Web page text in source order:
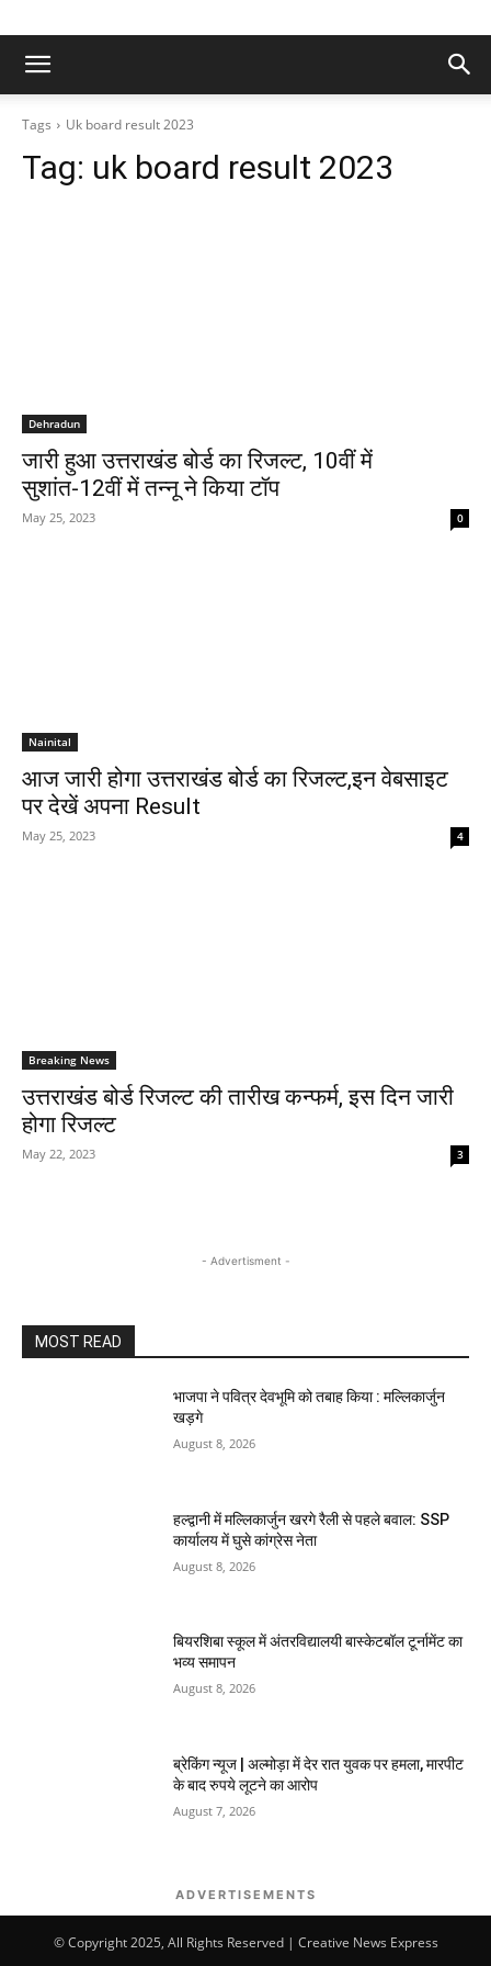
Tags Uk board result 2023
Tag: uk board result 2023
Dehradun
जारी हुआ उत्तराखंड बोर्ड का रिजल्ट, 10वीं में
सुशांत-12वीं में तन्नू ने किया टॉप
May 25, 2023 0
Nainital
आज जारी होगा उत्तराखंड बोर्ड का रिजल्ट,इन वेबसाइट
पर देखें अपना Result
May 25, 2023 4
Breaking News
उत्तराखंड बोर्ड रिजल्ट की तारीख कन्फर्म, इस दिन जारी
होगा रिजल्ट
May 22, 2023 3
- Advertisment -
MOST READ
भाजपा ने पवित्र देवभूमि को तबाह किया : मल्लिकार्जुन
खड़गे
August 8, 2026
हल्द्वानी में मल्लिकार्जुन खरगे रैली से पहले बवाल: SSP
कार्यालय में घुसे कांग्रेस नेता
August 8, 2026
बियरशिबा स्कूल में अंतरविद्यालयी बास्केटबॉल टूर्नामेंट का
भव्य समापन
August 8, 2026
ब्रेकिंग न्यूज | अल्मोड़ा में देर रात युवक पर हमला, मारपीट
के बाद रुपये लूटने का आरोप
August 7, 2026
ADVERTISEMENTS
© Copyright 2025, All Rights Reserved | Creative News Express